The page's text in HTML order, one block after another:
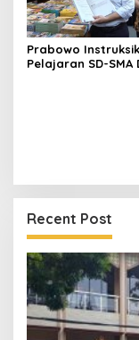
Prabowo
Pelajaran SD-SMA
Recent Post